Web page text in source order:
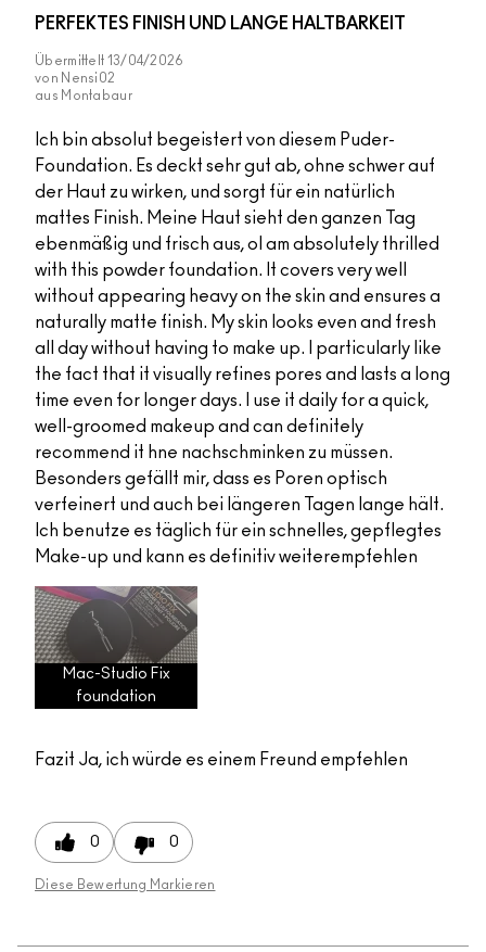
PERFEKTES FINISH UND LANGE HALTBARKEIT
Übermittelt 13/04/2026
von Nensi02
aus Montabaur
Ich bin absolut begeistert von diesem Puder-
Foundation. Es deckt sehr gut ab, ohne schwer auf
der Haut zu wirken, und sorgt für ein natürlich
mattes Finish. Meine Haut sieht den ganzen Tag
ebenmäßig und frisch aus, oI am absolutely thrilled
with this powder foundation. It covers very well
without appearing heavy on the skin and ensures a
naturally matte finish. My skin looks even and fresh
all day without having to make up. I particularly like
the fact that it visually refines pores and lasts a long
time even for longer days. I use it daily for a quick,
well-groomed makeup and can definitely
recommend it hne nachschminken zu müssen.
Besonders gefällt mir, dass es Poren optisch
verfeinert und auch bei längeren Tagen lange hält.
Ich benutze es täglich für ein schnelles, gepflegtes
Make-up und kann es definitiv weiterempfehlen
Mac-Studio Fix
foundation
Fazit Ja, ich würde es einem Freund empfehlen
0 0
Diese Bewertung Markieren